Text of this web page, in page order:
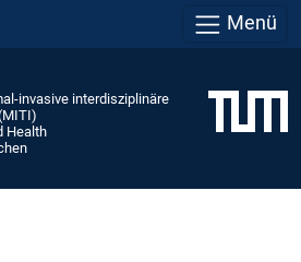
Menü
invasive interdisziplinäre
Health